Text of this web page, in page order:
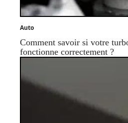
Auto
Comment savoir si votre
fonctionne correctement ?